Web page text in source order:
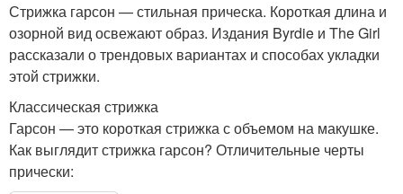
Стрижка гарсон — стильная прическа. Короткая длина и
озорной вид освежают образ. Издания Byrdie и The Girl
рассказали о трендовых вариантах и способах укладки
этой стрижки.
Классическая стрижка
Гарсон — это короткая стрижка с объемом на макушке.
Как выглядит стрижка гарсон? Отличительные черты
прически: